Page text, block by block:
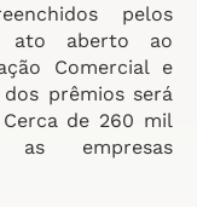
pelos
ato aberto ao
Comercial e
prêmios será
de 260 mil
as empresas